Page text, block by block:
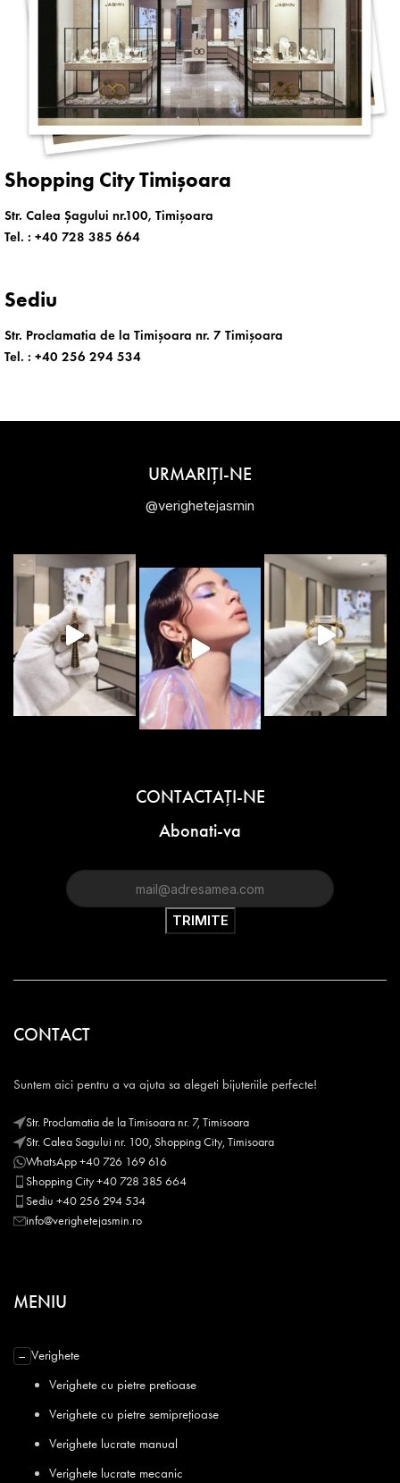
Shopping City Timișoara
Str. Calea Șagului nr.100, Timișoara
Tel. : +40 728 385 664
Sediu
Str. Proclamatia de la Timișoara nr. 7 Timișoara
Tel. : +40 256 294 534
URMARIȚI-NE
@verighetejasmin
CONTACTAŢI-NE
Abonati-va
CONTACT
Suntem aici pentru a va ajuta sa alegeti bijuteriile perfecte!
Str. Proclamatia de la Timisoara nr. 7, Timisoara
Str. Calea Sagului nr. 100, Shopping City, Timisoara
WhatsApp +40 726 169 616
Shopping City +40 728 385 664
Sediu +40 256 294 534
info@verighetejasmin.ro
MENIU
− Verighete
Verighete cu pietre pretioase
Verighete cu pietre semiprețioase
Verighete lucrate manual
Verighete lucrate mecanic